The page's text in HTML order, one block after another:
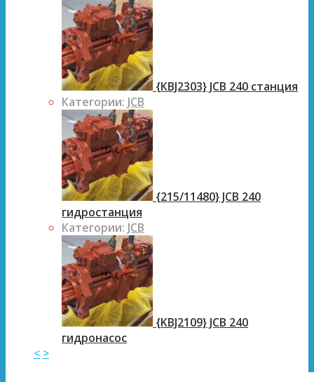
{KBJ2303} JCB 240 станция
Категории: JCB
{215/11480} JCB 240
гидростанция
Категории: JCB
{KBJ2109} JCB 240
гидронасос
< >